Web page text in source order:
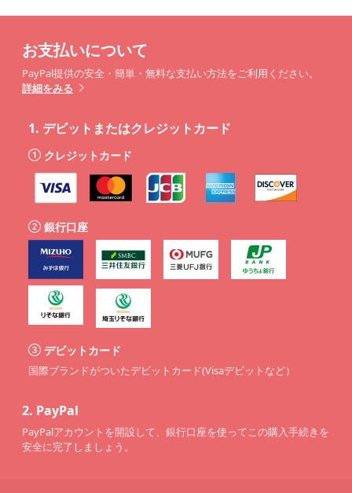
お支払いについて
PayPal提供の安全・簡単・無料な支払い方法をご利用ください。
詳細をみる
1. デビットまたはクレジットカード
クレジットカード
銀行口座
デビットカード
国際ブランドがついたデビットカード(Visaデビットなど）
2. PayPal
PayPalアカウントを開設して、銀行口座を使ってこの購入手続きを
安全に完了しましょう。